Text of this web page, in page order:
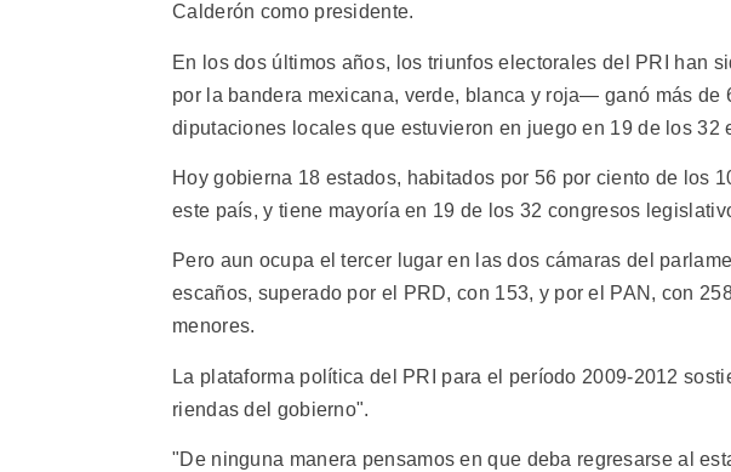
Calderón como presidente.
En los dos últimos años, los triunfos electorales del PRI han
por la bandera mexicana, verde, blanca y roja— ganó más de
diputaciones locales que estuvieron en juego en 19 de los 32
Hoy gobierna 18 estados, habitados por 56 por ciento de los
este país, y tiene mayoría en 19 de los 32 congresos
Pero aun ocupa el tercer lugar en las dos cámaras del
escaños, superado por el PRD, con 153, y por el PAN, con
menores.
La plataforma política del PRI para el período 2009-2012
riendas del gobierno".
"De ninguna manera pensamos en que deba regresarse al